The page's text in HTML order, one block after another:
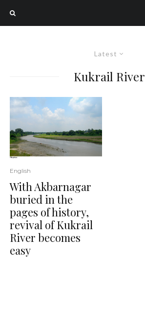
Latest
Kukrail River
English
With Akbarnagar
buried in the
pages of history,
revival of Kukrail
River becomes
easy